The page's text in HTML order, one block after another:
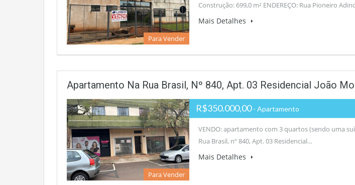
Para Vender
Construção: 699,0 m² ENDEREÇO: Rua Pioneiro
Mais Detalhes
Apartamento Na Rua Brasil, Nº 840, Apt. 03 Residencial João
Para Vender
R$350.000,00- Apartamento
VENDO: apartamento com 3 quartos (sendo uma
Rua Brasil, nº 840, Apt. 03 Residencial…
Mais Detalhes